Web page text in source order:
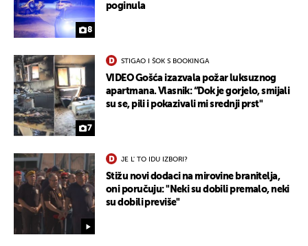
8
poginula
7
STIGAO I ŠOK S BOOKINGA
VIDEO Gošća izazvala požar luksuznog
apartmana. Vlasnik: “Dok je gorjelo, smijali
su se, pili i pokazivali mi srednji prst"
JE L' TO IDU IZBORI?
Stižu novi dodaci na mirovine branitelja,
oni poručuju: "Neki su dobili premalo, neki
su dobili previše"